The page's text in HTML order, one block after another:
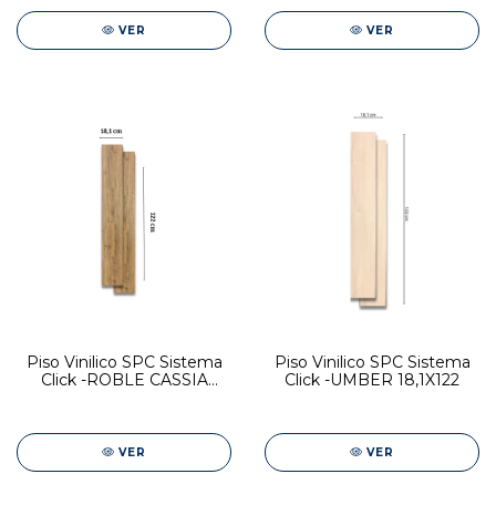
VER VER
Piso Vinilico SPC Sistema
Click -ROBLE CASSIA
VER
Piso Vinilico SPC Sistema
Click -UMBER 18,1X122
VER